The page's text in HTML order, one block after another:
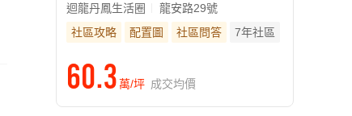
迴龍丹鳳生活圈
龍安路29號
社區攻略
配置圖 社區問答 7年社區
60.3萬/坪 成交均價